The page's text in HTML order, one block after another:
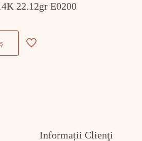
22.12gr E0200
Informații Clienţi